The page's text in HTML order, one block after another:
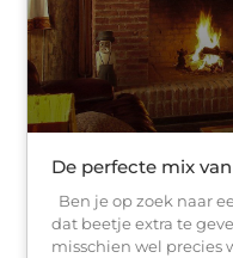
De perfecte mix
Ben je op zoek naar
dat beetje extra te
misschien wel precies